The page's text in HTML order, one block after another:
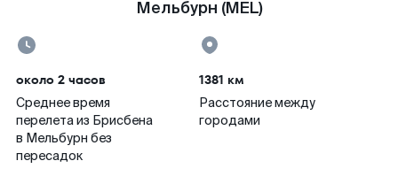
Мельбурн (MEL)
около 2 часов
Среднее время
перелета из Брисбена
в Мельбурн без
пересадок
1381 км
Расстояние между
городами